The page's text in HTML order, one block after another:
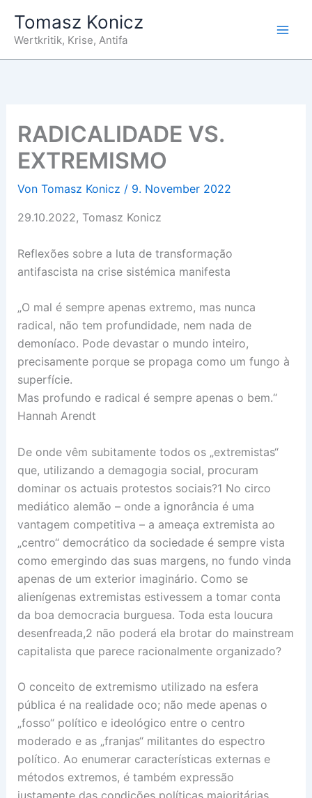
Inhalt
springen
Tomasz Konicz
Wertkritik, Krise, Antifa
RADICALIDADE VS.
EXTREMISMO
Von Tomasz Konicz / 9. November 2022
29.10.2022, Tomasz Konicz
Reflexões sobre a luta de transformação
antifascista na crise sistémica manifesta
„O mal é sempre apenas extremo, mas nunca
radical, não tem profundidade, nem nada de
demoníaco. Pode devastar o mundo inteiro,
precisamente porque se propaga como um fungo à
superfície.
Mas profundo e radical é sempre apenas o bem.“
Hannah Arendt
De onde vêm subitamente todos os „extremistas“
que, utilizando a demagogia social, procuram
dominar os actuais protestos sociais?1 No circo
mediático alemão – onde a ignorância é uma
vantagem competitiva – a ameaça extremista ao
„centro“ democrático da sociedade é sempre vista
como emergindo das suas margens, no fundo vinda
apenas de um exterior imaginário. Como se
alienígenas extremistas estivessem a tomar conta
da boa democracia burguesa. Toda esta loucura
desenfreada,2 não poderá ela brotar do mainstream
capitalista que parece racionalmente organizado?
O conceito de extremismo utilizado na esfera
pública é na realidade oco; não mede apenas o
„fosso“ político e ideológico entre o centro
moderado e as „franjas“ militantes do espectro
político. Ao enumerar características externas e
métodos extremos, é também expressão